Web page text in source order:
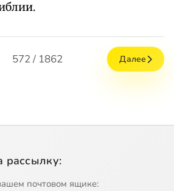
572 / 1862 Далее
рассылку:
почтовом ящике: